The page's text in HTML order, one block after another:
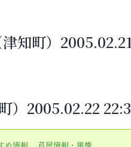
知町）
）2005.02.22